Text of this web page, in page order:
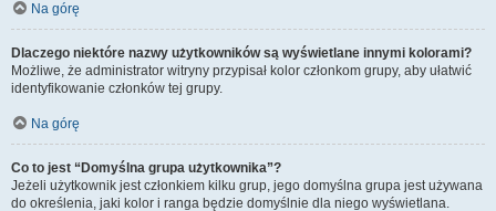
Na górę
Dlaczego niektóre nazwy użytkowników są wyświetlane innymi kolorami?
Możliwe, że administrator witryny przypisał kolor członkom grupy, aby ułatwić
identyfikowanie członków tej grupy.
Na górę
Co to jest “Domyślna grupa użytkownika”?
Jeżeli użytkownik jest członkiem kilku grup, jego domyślna grupa jest używana
do określenia, jaki kolor i ranga będzie domyślnie dla niego wyświetlana.